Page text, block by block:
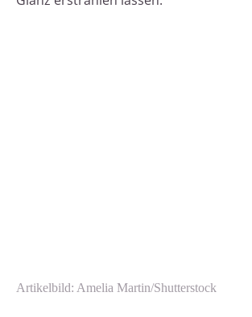
Artikelbild: Amelia Martin/Shutterstock